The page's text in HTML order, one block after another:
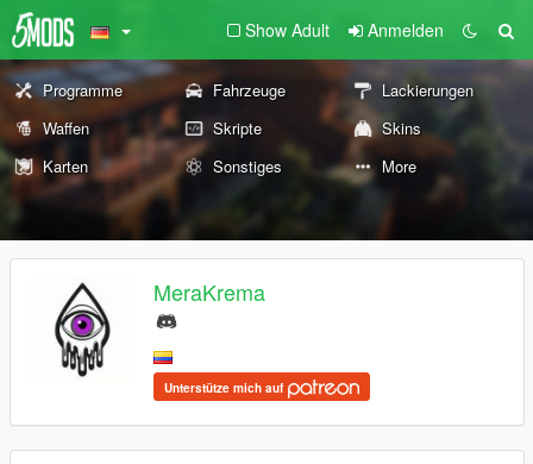
Show Adult Anmelden
Programme Fahrzeuge
Lackierungen
Waffen
Skripte
Skins
Karten
Sonstiges More
MeraKrema
Unterstütze mich auf